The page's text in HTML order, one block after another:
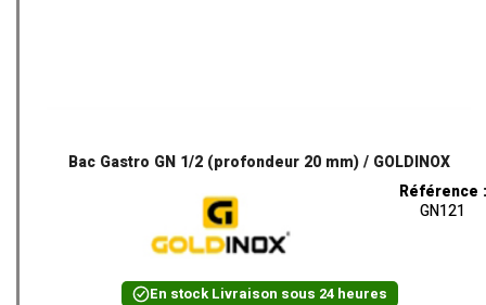
Bac Gastro GN 1/2 (profondeur 20 mm) / GOLDINOX
Référence :
GN121
En stockLivraison sous 24 heures